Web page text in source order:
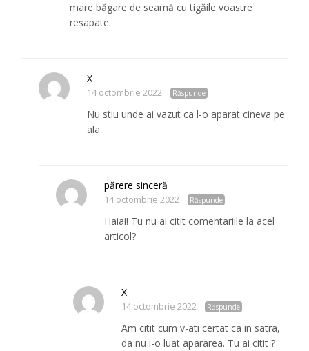
mare băgare de seamă cu tigăile voastre
reșapate.
X
14 octombrie 2022 Răspunde
Nu stiu unde ai vazut ca l-o aparat cineva pe
ala
părere sinceră
14 octombrie 2022 Răspunde
Haiai! Tu nu ai citit comentariile la acel
articol?
X
14 octombrie 2022 Răspunde
Am citit cum v-ati certat ca in satra,
da nu i-o luat apararea. Tu ai citit ?